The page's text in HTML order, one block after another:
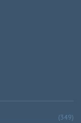
(349)